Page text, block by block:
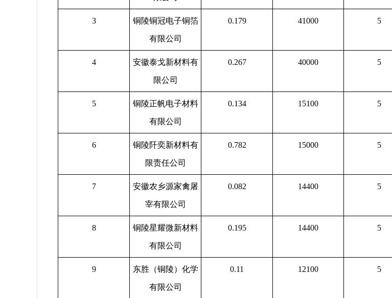
3 铜陵铜冠电子铜箔
有限公司
0.179 41000 5
4 安徽泰戈新材料有
限公司
0.267 40000 5
5 铜陵正帆电子材料
有限公司
0.134 15100 5
6 铜陵阡奕新材料有
限责任公司
0.782 15000 5
7 安徽农乡源家禽屠
宰有限公司
0.082 14400 5
8 铜陵星耀微新材料
有限公司
0.195 14400 5
9 东胜（铜陵）化学
有限公司
0.11 12100 5